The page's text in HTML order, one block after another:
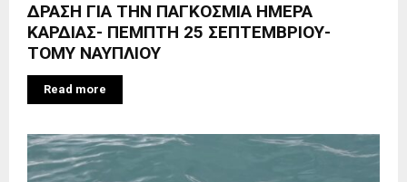
ΔΡΑΣΗ ΓΙΑ ΤΗΝ ΠΑΓΚΟΣΜΙΑ ΗΜΕΡΑ
ΚΑΡΔΙΑΣ- ΠΕΜΠΤΗ 25 ΣΕΠΤΕΜΒΡΙΟΥ-
ΤΟΜΥ ΝΑΥΠΛΙΟΥ
Read more